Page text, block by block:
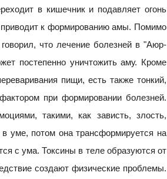
в кишечник и подавляет огонь
приводит к формированию амы. Помимо
что лечение болезней в "Аюр-
постепенно уничтожить аму. Кроме
пищи, есть также тонкий,
при формировании болезней.
такими, как зависть, злость,
уме, потом она трансформируется на
с ума. Токсины в теле образуются от
создают физические проблемы.